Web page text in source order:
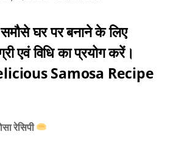
घर पर बनाने के लिए
एवं विधि का प्रयोग करें।
Samosa Recipe
रेसिपी